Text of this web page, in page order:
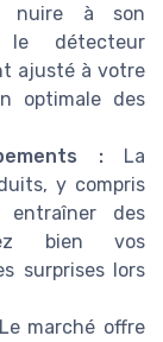
nuire à son
le détecteur
ajusté à votre
optimale des
:La
y compris
des
bien vos
surprises lors
Le marché offre